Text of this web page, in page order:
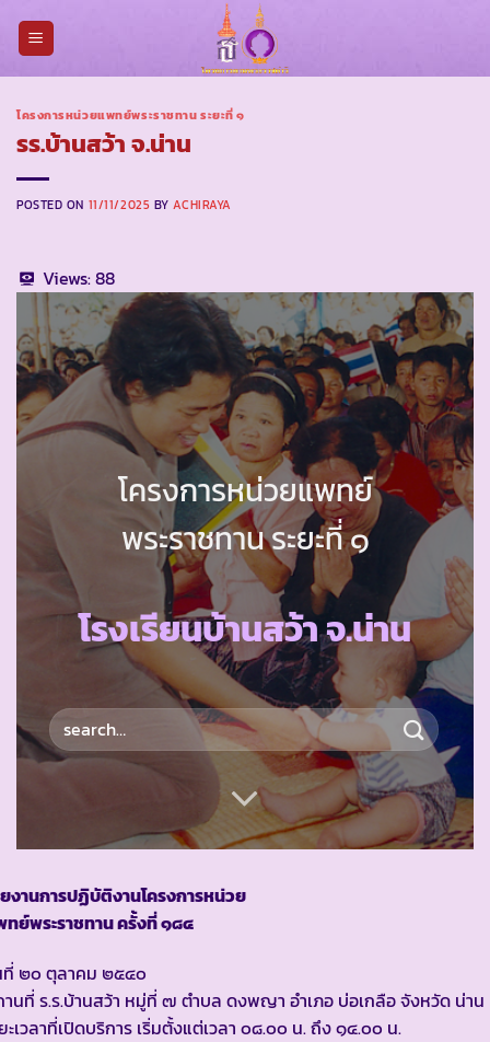
โครงการหน่วยแพทย์พระราชทาน ระยะที่ ๑
รร.บ้านสว้า จ.น่าน
POSTED ON 11/11/2025 BYACHIRAYA
Views:88
โครงการหน่วยแพทย์
พระราชทาน ระยะที่ ๑
โรงเรียนบ้านสว้า จ.น่าน
งานการปฏิบัติงานโครงการหน่วย
ย์พระราชทาน ครั้งที่ ๑๘๔
๒๐ ตุลาคม ๒๕๔๐
นที่ ร.ร.บ้านสว้า หมู่ที่ ๗ ตำบล ดงพญา อำเภอ บ่อเกลือ จังหวัด น่าน
ะเวลาที่เปิดบริการ เริ่มตั้งแต่เวลา ๐๘.๐๐ น. ถึง ๑๔.๐๐ น.